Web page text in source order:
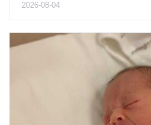
2026-08-04